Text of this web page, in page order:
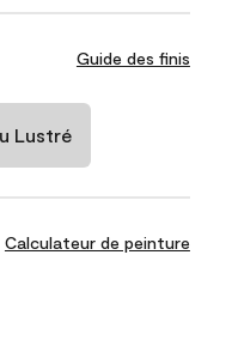
Guide des finis
Lustré
Calculateur de peinture